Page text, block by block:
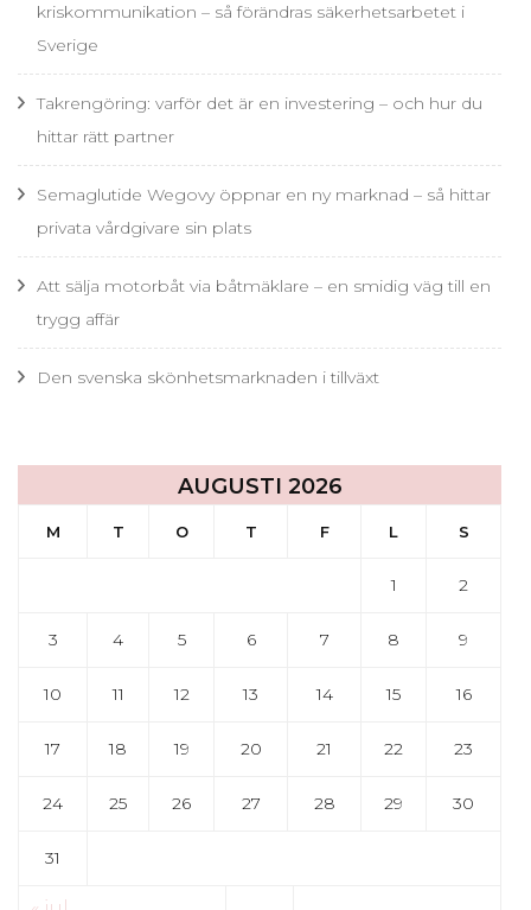
kriskommunikation – så förändras säkerhetsarbetet i
Sverige
Takrengöring: varför det är en investering – och hur du
hittar rätt partner
Semaglutide Wegovy öppnar en ny marknad – så hittar
privata vårdgivare sin plats
Att sälja motorbåt via båtmäklare – en smidig väg till en
trygg affär
Den svenska skönhetsmarknaden i tillväxt
AUGUSTI 2026
M T O T F L S
1 2
3 4 5 6 7 8 9
10 11 12 13 14 15 16
17 18 19 20 21 22 23
24 25 26 27 28 29 30
31